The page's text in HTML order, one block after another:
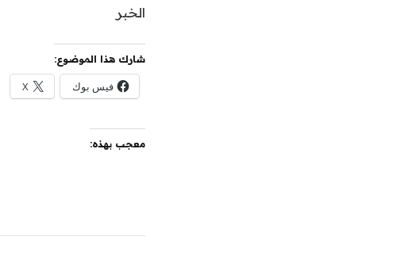
الخبر
شارك هذا الموضوع:
فيس بوك X
معجب بهذه: